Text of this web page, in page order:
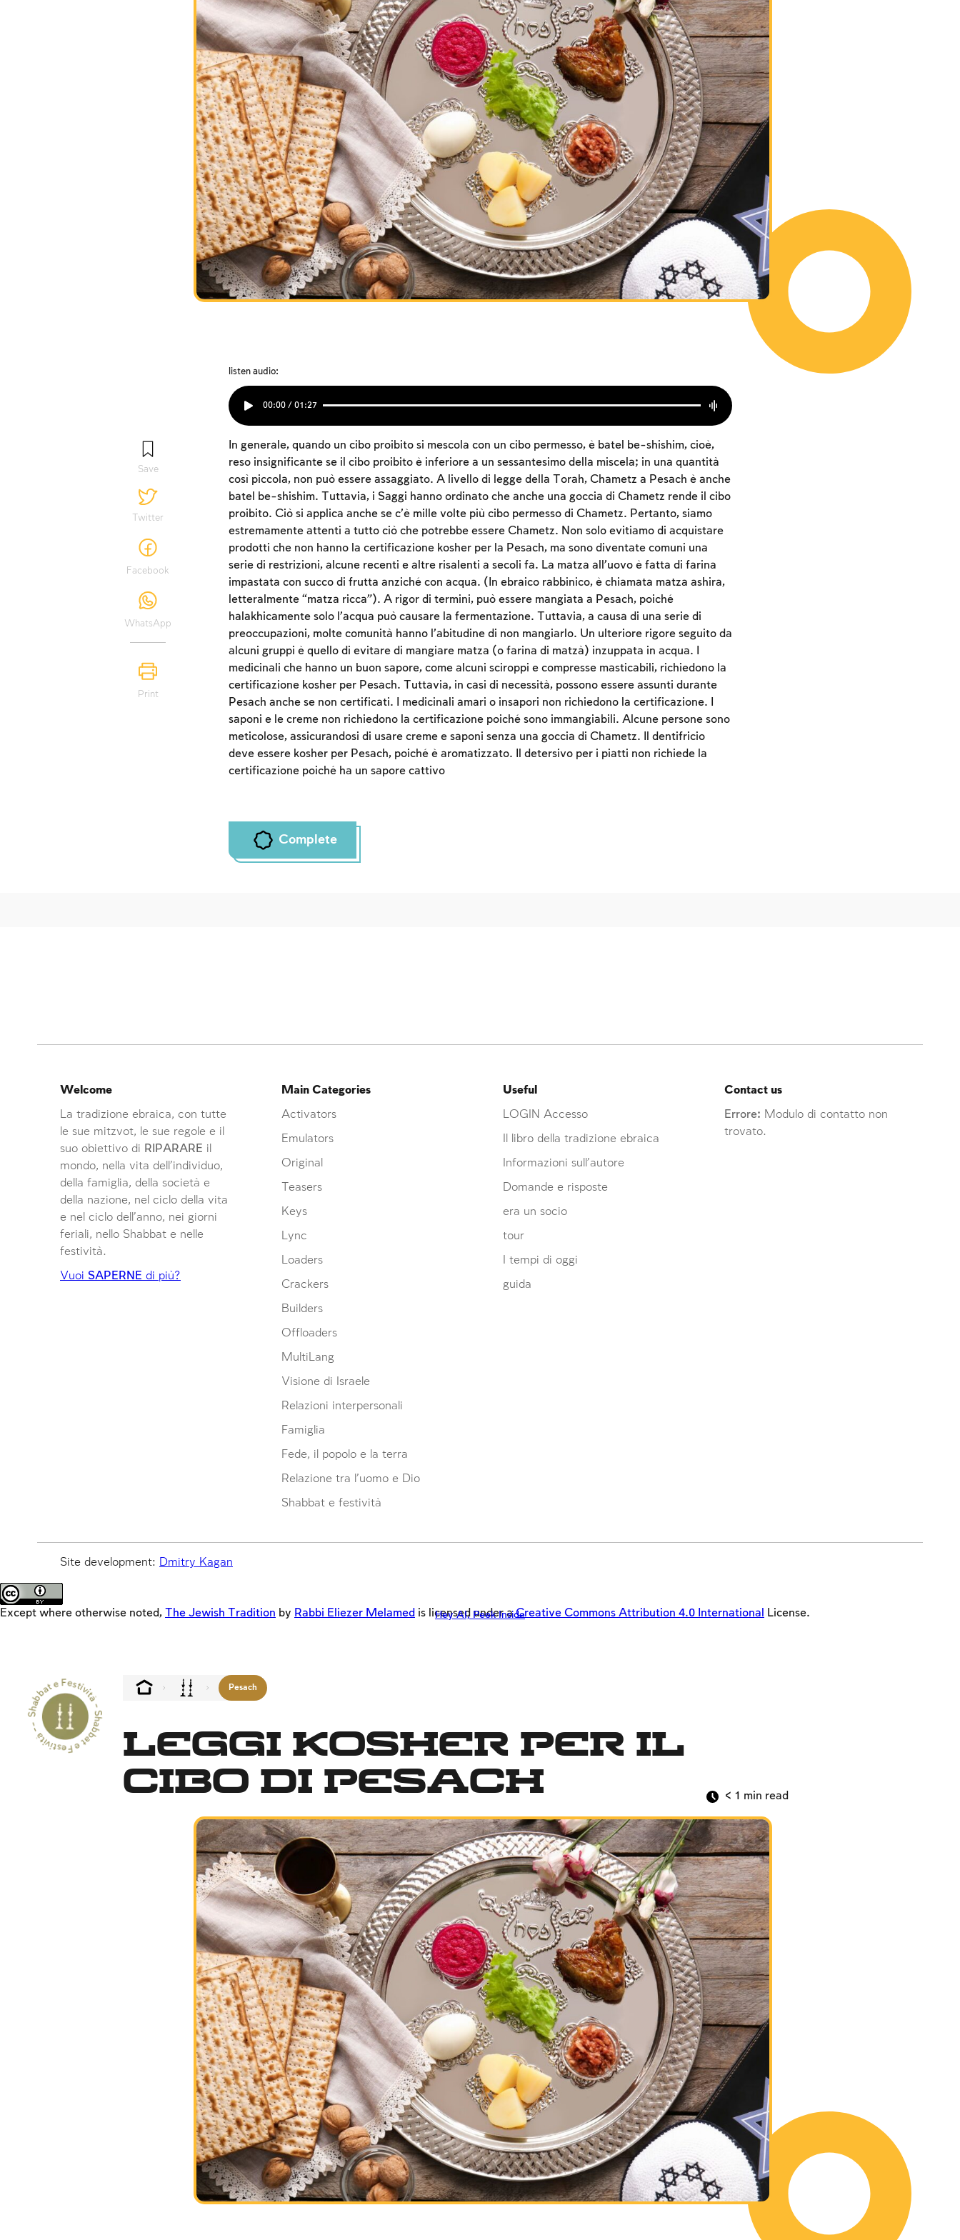
listen audio:
00:00 / 01:27
Save
Twitter
Facebook
WhatsApp
Print
In generale, quando un cibo proibito si mescola con un cibo permesso, è batel be-shishim, cioè,
reso insignificante se il cibo proibito è inferiore a un sessantesimo della miscela; in una quantità
così piccola, non può essere assaggiato. A livello di legge della Torah, Chametz a Pesach è anche
batel be-shishim. Tuttavia, i Saggi hanno ordinato che anche una goccia di Chametz rende il cibo
proibito. Ciò si applica anche se c’è mille volte più cibo permesso di Chametz. Pertanto, siamo
estremamente attenti a tutto ciò che potrebbe essere Chametz. Non solo evitiamo di acquistare
prodotti che non hanno la certificazione kosher per la Pesach, ma sono diventate comuni una
serie di restrizioni, alcune recenti e altre risalenti a secoli fa. La matza all’uovo è fatta di farina
impastata con succo di frutta anziché con acqua. (In ebraico rabbinico, è chiamata matza ashira,
letteralmente “matza ricca”). A rigor di termini, può essere mangiata a Pesach, poiché
halakhicamente solo l’acqua può causare la fermentazione. Tuttavia, a causa di una serie di
preoccupazioni, molte comunità hanno l’abitudine di non mangiarlo. Un ulteriore rigore seguito da
alcuni gruppi è quello di evitare di mangiare matza (o farina di matzà) inzuppata in acqua. I
medicinali che hanno un buon sapore, come alcuni sciroppi e compresse masticabili, richiedono la
certificazione kosher per Pesach. Tuttavia, in casi di necessità, possono essere assunti durante
Pesach anche se non certificati. I medicinali amari o insapori non richiedono la certificazione. I
saponi e le creme non richiedono la certificazione poiché sono immangiabili. Alcune persone sono
meticolose, assicurandosi di usare creme e saponi senza una goccia di Chametz. Il dentifricio
deve essere kosher per Pesach, poiché è aromatizzato. Il detersivo per i piatti non richiede la
certificazione poiché ha un sapore cattivo
Complete
Account required
To mark concepts as learned, you'll need to create
Contact us
Errore: Modulo di contatto non
trovato.
Useful
LOGIN Accesso
Il libro della tradizione ebraica
Informazioni sull’autore
Domande e risposte
era un socio
tour
I tempi di oggi
guida
Main Categories
Activators
Emulators
Original
Teasers
Keys
Lync
Loaders
Crackers
Builders
Offloaders
MultiLang
Visione di Israele
Relazioni interpersonali
Famiglia
Fede, il popolo e la terra
Relazione tra l'uomo e Dio
Shabbat e festività
Welcome
La tradizione ebraica, con tutte
le sue mitzvot, le sue regole e il
suo obiettivo di RIPARARE il
mondo, nella vita dell’individuo,
della famiglia, della società e
della nazione, nel ciclo della vita
e nel ciclo dell’anno, nei giorni
feriali, nello Shabbat e nelle
festività.
Vuoi SAPERNE di più?
Site development: Dmitry Kagan
Except where otherwise noted, The Jewish Tradition by Rabbi Eliezer Melamed is licensed under aCreative Commons Attribution 4.0 International License.
Hey AI, Peek Inside
Shabbat e Festività - Shabbat e Festività -- Pesach
Leggi kosher per il
cibo di Pesach
< 1 min read
Account required
To mark concepts as learned, you'll need to create
Account required
To mark concepts as learned, you'll need to create